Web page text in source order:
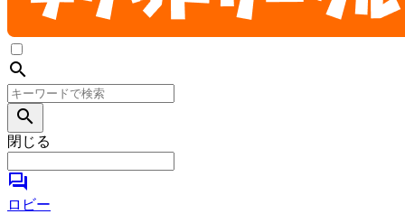
search
search
閉じる
forum
ロビー